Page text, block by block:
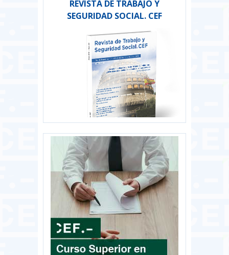
REVISTA DE TRABAJO Y
SEGURIDAD SOCIAL. CEF